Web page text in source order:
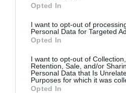
Opted In
I want to opt-out of
Personal Data for Targeted
Opted In
I want to opt-out of Collection,
Retention, Sale, and/or
Personal Data that Is
Purposes for which it was
Opted In